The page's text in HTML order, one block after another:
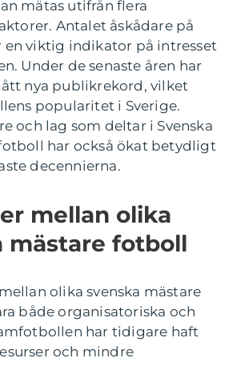
mätas utifrån flera
Antalet åskådare på
en viktig indikator på intresset
Under de senaste åren har
nya publikrekord, vilket
popularitet i Sverige.
och lag som deltar i Svenska
har också ökat betydligt
decennierna.
mellan olika
mästare fotboll
olika svenska mästare
både organisatoriska och
har tidigare haft
och mindre